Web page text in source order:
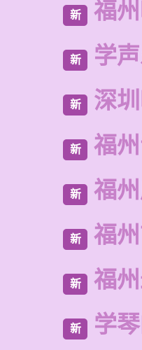
新 福
新 学
新 深
新 福
新 福
新 福
新 福
新 学